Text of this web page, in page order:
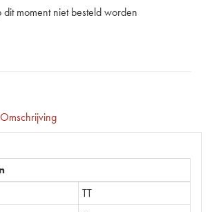
moment niet besteld worden
Omschrijving
TT